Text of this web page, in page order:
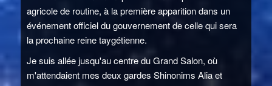
agricole de routine, à la première apparition dans un
événement officiel du gouvernement de celle qui sera
la prochaine reine taygétienne.
Je suis allée jusqu'au centre du Grand Salon, où
m'attendaient mes deux gardes Shinonims Alia et